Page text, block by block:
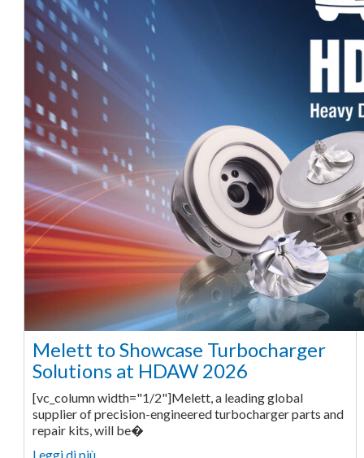
Melett to Showcase Turbocharger
Solutions at HDAW 2026
[vc_column width="1/2"]Melett, a leading global
supplier of precision-engineered turbocharger parts and
repair kits, will be�
Leggi di più… ...